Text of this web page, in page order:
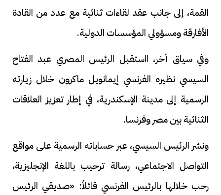
القمة، إلى جانب عقد لقاءات ثنائية مع عدد من القادة
الأفارقة ومسؤولي المؤسسات الدولية.
وفي سياق أخر، ااستقبل الرئيس المصري عبد الفتاح
السيسي نظيره الفرنسي إيمانويل ماكرون خلال زيارته
الرسمية إلى مدينة الإسكندرية، في إطار تعزيز العلاقات
الثنائية بين مصر وفرنسا.
ونشر الرئيس السيسي، عبر حساباته الرسمية على مواقع
التواصل الاجتماعي، رسالة ترحيب باللغة الإنجليزية،
رحب خلالها بالرئيس الفرنسي قائلاً: «صديقي الرئيس